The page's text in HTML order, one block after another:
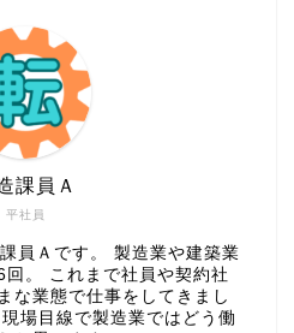
平社員
課員Ａ
員Ａです。 製造業や建築業
。 これまで社員や契約社
な業態で仕事をしてきまし
場目線で製造業ではどう働